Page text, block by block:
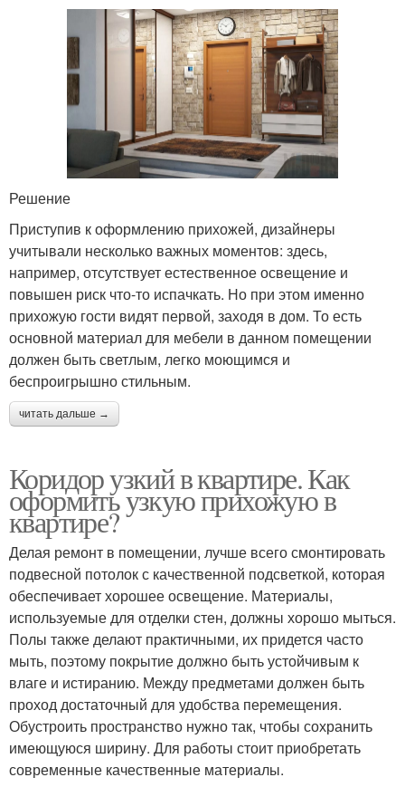
Решение
Приступив к оформлению прихожей, дизайнеры
учитывали несколько важных моментов: здесь,
например, отсутствует естественное освещение и
повышен риск что-то испачкать. Но при этом именно
прихожую гости видят первой, заходя в дом. То есть
основной материал для мебели в данном помещении
должен быть светлым, легко моющимся и
беспроигрышно стильным.
читать дальше →
Коридор узкий в квартире. Как
оформить узкую прихожую в
квартире?
Делая ремонт в помещении, лучше всего смонтировать
подвесной потолок с качественной подсветкой, которая
обеспечивает хорошее освещение. Материалы,
используемые для отделки стен, должны хорошо мыться.
Полы также делают практичными, их придется часто
мыть, поэтому покрытие должно быть устойчивым к
влаге и истиранию. Между предметами должен быть
проход достаточный для удобства перемещения.
Обустроить пространство нужно так, чтобы сохранить
имеющуюся ширину. Для работы стоит приобретать
современные качественные материалы.